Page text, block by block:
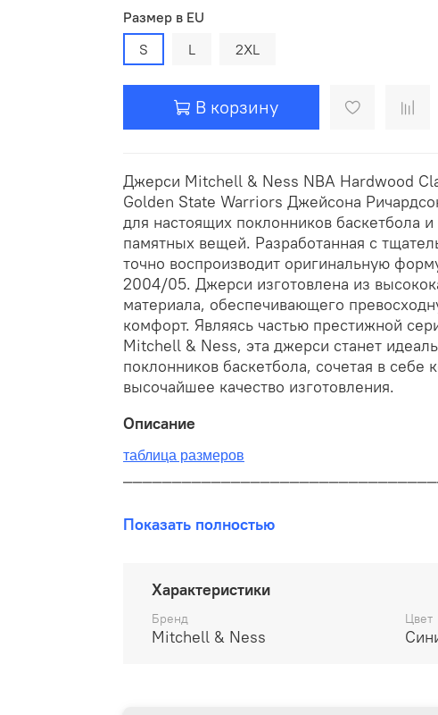
Размер в EU
S
L 2XL
В корзину
Джерси Mitchell & Ness NBA Hardwood
Golden State Warriors Джейсона
для настоящих поклонников баскетбола
памятных вещей. Разработанная с
точно воспроизводит оригинальную
2004/05. Джерси изготовлена из
материала, обеспечивающего
комфорт. Являясь частью престижной
Mitchell & Ness, эта джерси станет
поклонников баскетбола, сочетая в себе
высочайшее качество изготовления.
Описание
таблица размеров
Бесплатная доставка:
По всей России от 10 до 14 дней
Показать полностью
Характеристики
Бренд
Mitchell & Ness
Цвет